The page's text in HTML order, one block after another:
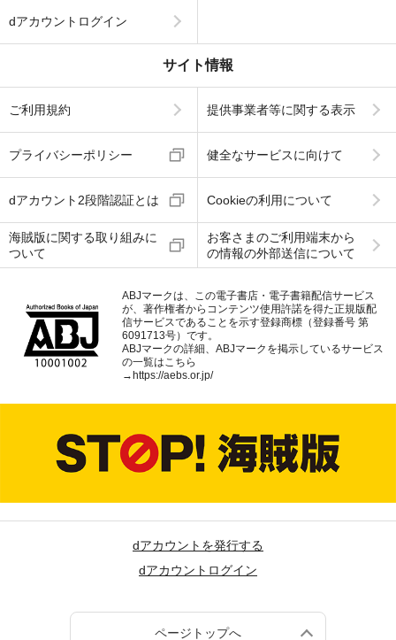
dアカウントログイン
サイト情報
ご利用規約 提供事業者等に関する表示
プライバシーポリシー 健全なサービスに向けて
dアカウント2段階認証とは Cookieの利用について
海賊版に関する取り組みに
ついて
お客さまのご利用端末から
の情報の外部送信について
ABJマークは、この電子書店・電子書籍配信サービス
が、著作権者からコンテンツ使用許諾を得た正規版配
信サービスであることを示す登録商標（登録番号 第
6091713号）です。
ABJマークの詳細、ABJマークを掲示しているサービス
の一覧はこちら
→ https://aebs.or.jp/
dアカウントを発行する
dアカウントログイン
ページトップへ